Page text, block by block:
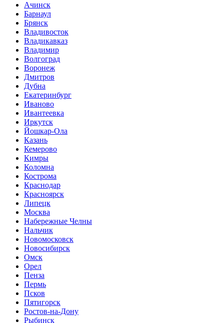
Ачинск
Барнаул
Брянск
Владивосток
Владикавказ
Владимир
Волгоград
Воронеж
Дмитров
Дубна
Екатеринбург
Иваново
Ивантеевка
Иркутск
Йошкар-Ола
Казань
Кемерово
Кимры
Коломна
Кострома
Краснодар
Красноярск
Липецк
Москва
Набережные Челны
Нальчик
Новомосковск
Новосибирск
Омск
Орел
Пенза
Пермь
Псков
Пятигорск
Ростов-на-Дону
Рыбинск